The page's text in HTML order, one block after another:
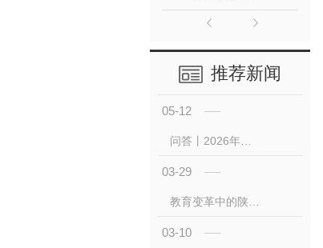
推荐新闻
05-12
问答丨2026年西安参加免 费 职业技能培训有何条件？
03-29
教育变革中的陕西培训产业：机遇与挑战
03-10